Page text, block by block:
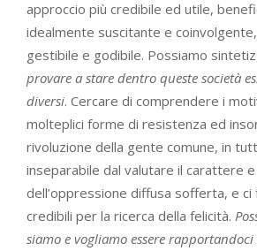
approccio più credibile ed utile,
idealmente suscitante e
gestibile e godibile. Possiamo
provare a stare dentro queste società
diversi. Cercare di comprendere i
molteplici forme di resistenza ed
rivoluzione della gente comune, in
inseparabile dal valutare il carattere
dell’oppressione diffusa sofferta, e
credibili per la ricerca della felicità.
siamo e vogliamo essere